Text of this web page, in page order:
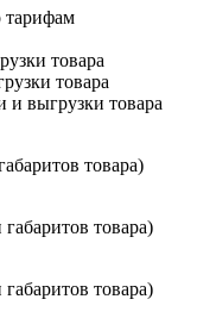
тарифам
товара
товара
и выгрузки товара
товара)
товара)
товара)